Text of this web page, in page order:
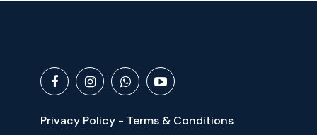
Privacy Policy - Terms & Conditions